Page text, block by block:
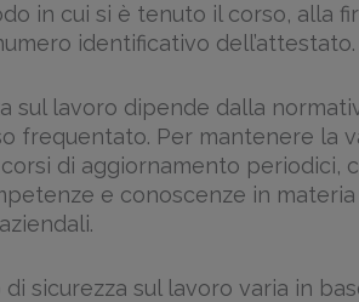
in cui si è tenuto il corso, alla
identificativo dell’attestato.
sul lavoro dipende dalla
frequentato. Per mantenere la
di aggiornamento periodici,
e conoscenze in materia
sicurezza sul lavoro varia in